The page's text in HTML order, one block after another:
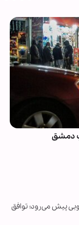
دمشق
پیش می‌رود؛ توافق